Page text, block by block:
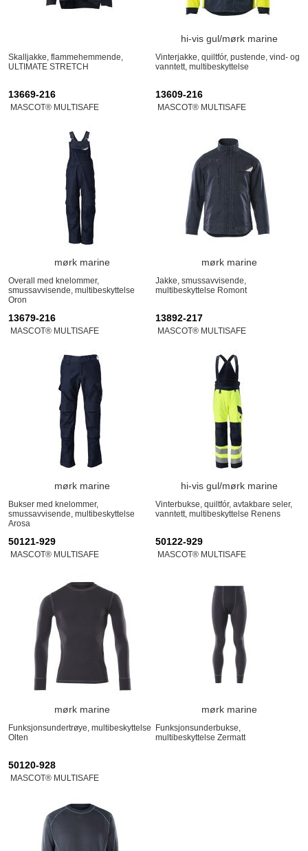
Skalljakke, flammehemmende,
ULTIMATE STRETCH
hi-vis gul/mørk marine
Vinterjakke, quiltfór, pustende, vind- og
vanntett, multibeskyttelse
13669-216
MASCOT® MULTISAFE
mørk marine
Overall med knelommer,
smussavvisende, multibeskyttelse
Oron
13609-216
MASCOT® MULTISAFE
mørk marine
Jakke, smussavvisende,
multibeskyttelse Romont
13679-216
MASCOT® MULTISAFE
mørk marine
Bukser med knelommer,
smussavvisende, multibeskyttelse
Arosa
13892-217
MASCOT® MULTISAFE
hi-vis gul/mørk marine
Vinterbukse, quiltfór, avtakbare seler,
vanntett, multibeskyttelse Renens
50121-929
MASCOT® MULTISAFE
mørk marine
Funksjonsundertrøye, multibeskyttelse
Olten
50122-929
MASCOT® MULTISAFE
mørk marine
Funksjonsunderbukse,
multibeskyttelse Zermatt
50120-928
MASCOT® MULTISAFE